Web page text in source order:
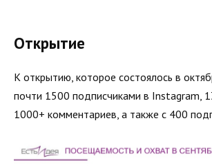
Открытие
К открытию, которое состоялось в
почти 1500 подписчиками в Instagram,
1000+ комментариев, а также с 400